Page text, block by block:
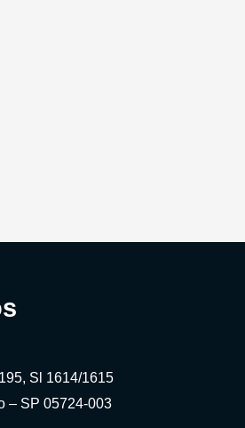
Sl 1614/1615
– SP 05724-003